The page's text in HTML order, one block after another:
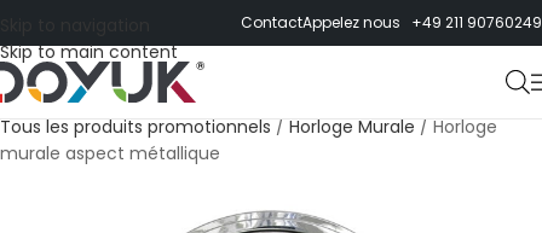
Skip to main content
ContactAppelez nous +49 211 90760249
Tous les produits promotionnels / Horloge Murale / Horloge
murale aspect métallique